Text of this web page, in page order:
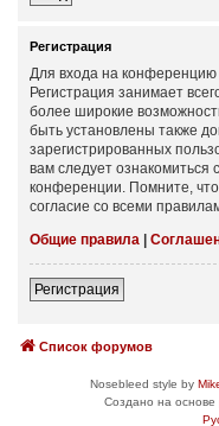
Регистрация
Для входа на
Регистрация занимает
более широкие
быть установлены также
зарегистрированных
вам следует
конференции. Помните,
согласие со всеми
Общие правила |
Регистрация
Список форумов
Nosebleed style by
Создано на основе